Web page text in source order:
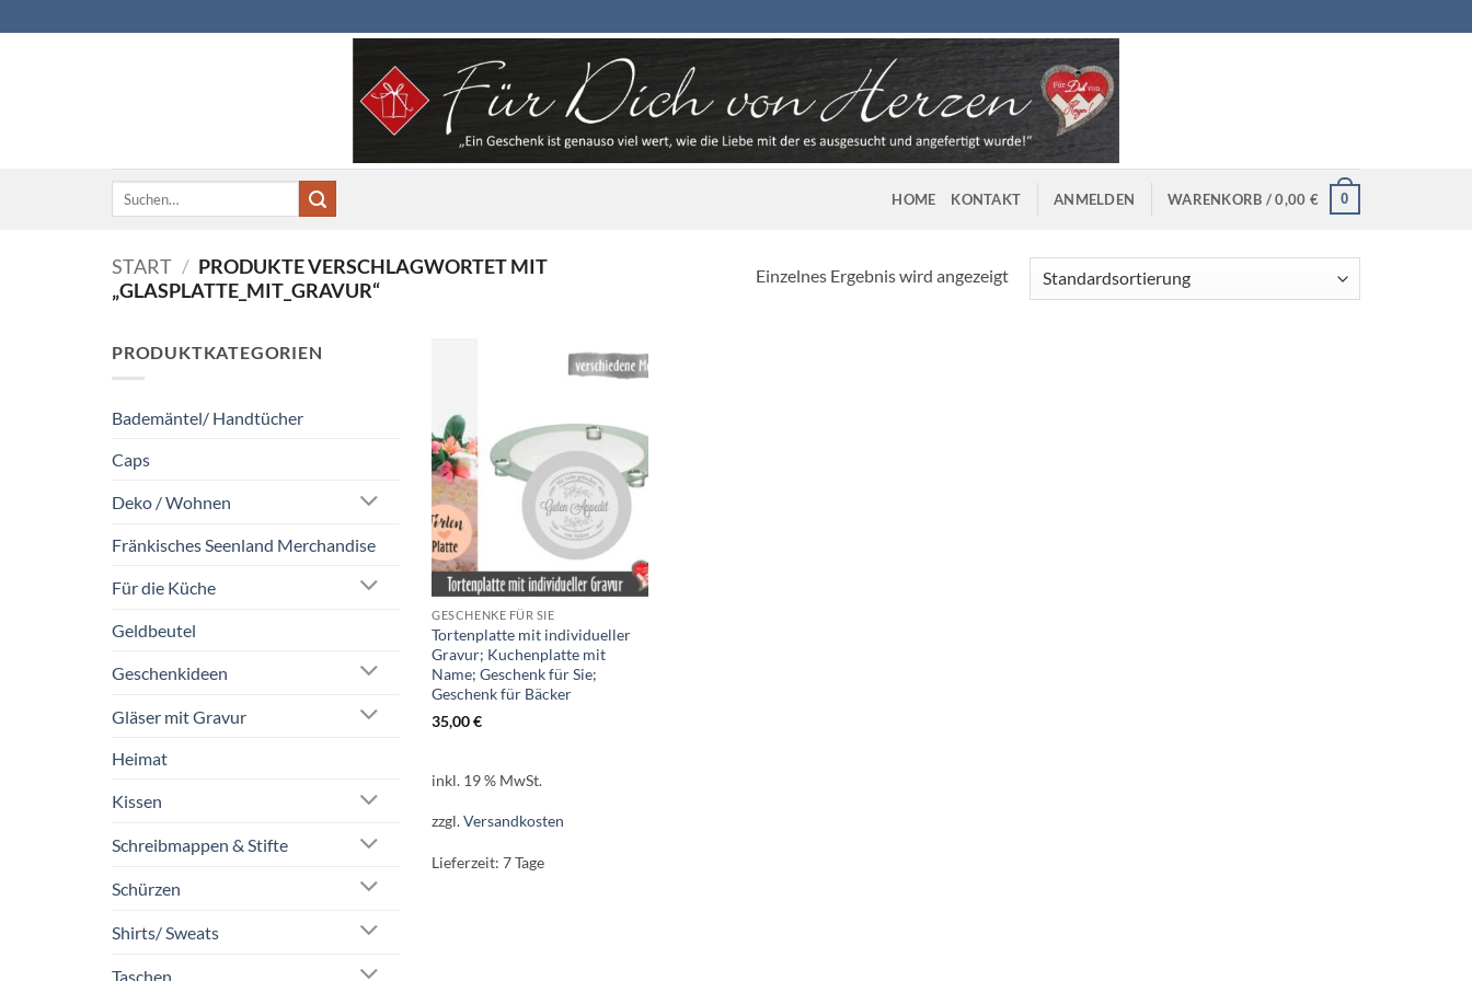
Inhalt
Suchen
HOME KONTAKT ANMELDEN WARENKORB /0,00 € 0
START / PRODUKTE VERSCHLAGWORTET MIT
„GLASPLATTE_MIT_GRAVUR“
Einzelnes Ergebnis wird angezeigt
PRODUKTKATEGORIEN
Bademäntel/ Handtücher
Caps
Deko / Wohnen
Fränkisches Seenland Merchandise
Für die Küche
Geldbeutel
Geschenkideen
Gläser mit Gravur
Heimat
Kissen
Schreibmappen & Stifte
Schürzen
Shirts/ Sweats
Taschen
GESCHENKE FÜR SIE
Tortenplatte mit individueller
Gravur; Kuchenplatte mit
Name; Geschenk für Sie;
Geschenk für Bäcker
35,00€
inkl. 19 % MwSt.
zzgl.Versandkosten
Lieferzeit:7 Tage